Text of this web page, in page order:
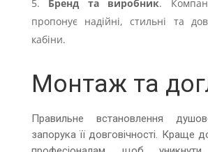
Бренд та виробник.
пропонує надійні, стильні та
кабіни.
Монтаж та
Правильне встановлення
запорука її довговічності. Краще